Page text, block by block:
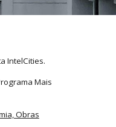
IntelCities.
Mais
Obras